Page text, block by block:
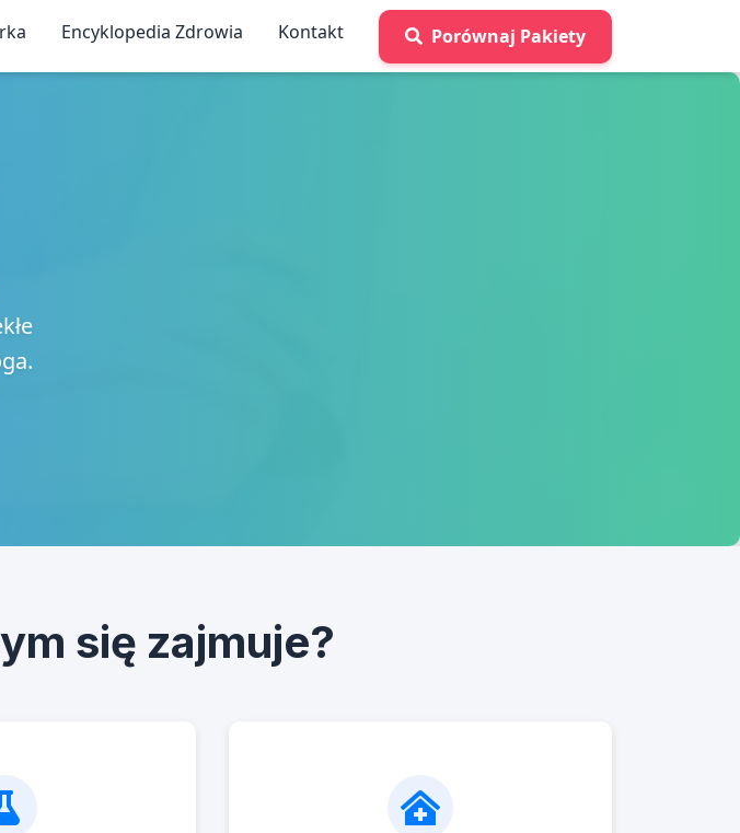
Encyklopedia Zdrowia Kontakt Porównaj Pakiety
się zajmuje?